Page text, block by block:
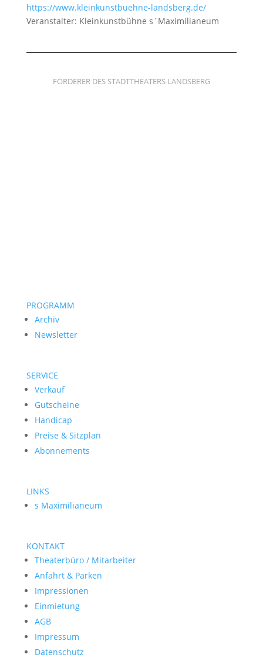
https://www.kleinkunstbuehne-landsberg.de/
Veranstalter: Kleinkunstbühne s´Maximilianeum
FÖRDERER DES STADTTHEATERS LANDSBERG
PROGRAMM
Archiv
Newsletter
SERVICE
Verkauf
Gutscheine
Handicap
Preise & Sitzplan
Abonnements
LINKS
s Maximilianeum
KONTAKT
Theaterbüro / Mitarbeiter
Anfahrt & Parken
Impressionen
Einmietung
AGB
Impressum
Datenschutz